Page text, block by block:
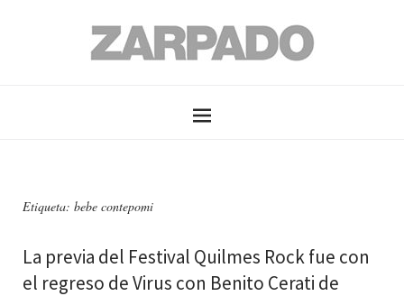
Etiqueta: bebe contepomi
La previa del Festival Quilmes Rock fue con
el regreso de Virus con Benito Cerati de